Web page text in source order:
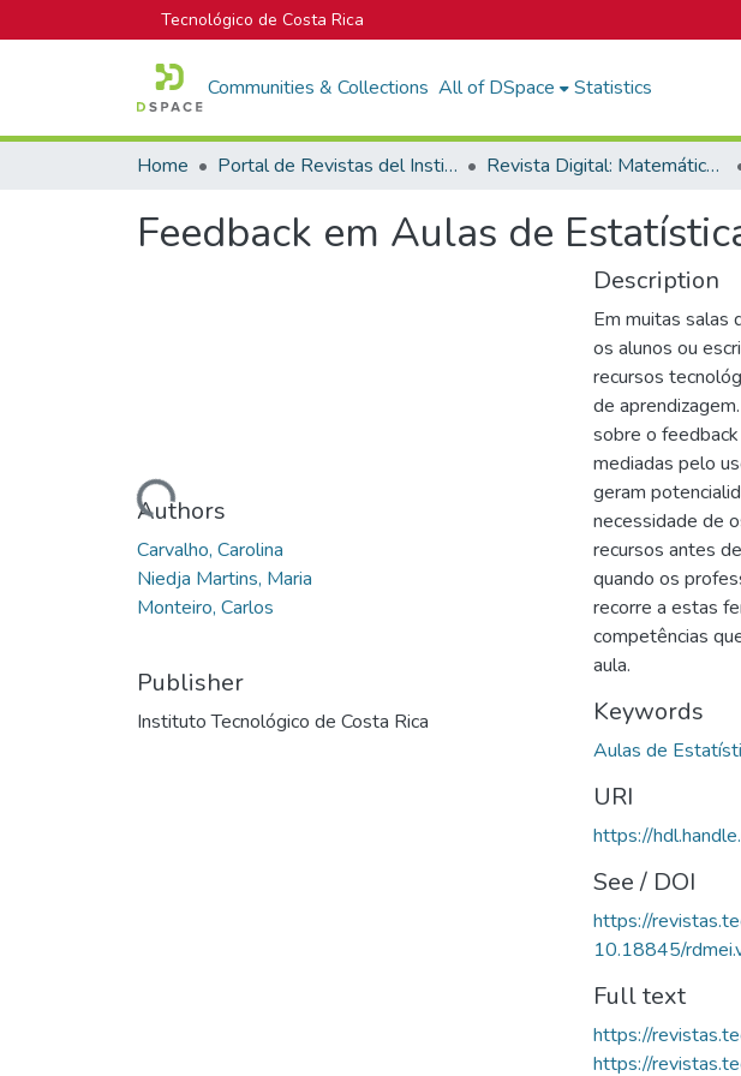
Tecnológico de Costa Rica
Communities & Collections All of DSpace Statistics
Home Portal de Revistas del Instituto Tecnológico de Costa Rica Revista Digital: Matemática, Educación e Internet
Feedback em Aulas de
Loading...
Authors
Carvalho, Carolina
Niedja Martins, Maria
Monteiro, Carlos
Publisher
Instituto Tecnológico de Costa Rica
Description
Em muitas salas
os alunos ou
recursos
de
sobre o
mediadas pelo
geram
necessidade de
recursos antes
quando os
recorre a estas
competências
aula.
Keywords
Aulas de
URI
https://
See / DOI
https://
10.18845/
Full text
https://
https://